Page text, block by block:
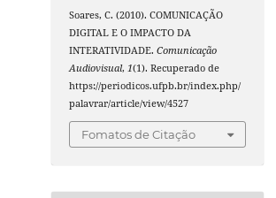
Soares, C. (2010). COMUNICAÇÃO
DIGITAL E O IMPACTO DA
INTERATIVIDADE.Comunicação
Audiovisual,1(1). Recuperado de
https://periodicos.ufpb.br/index.php/
palavrar/article/view/4527
Fomatos de Citação